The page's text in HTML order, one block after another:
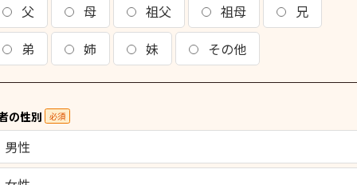
父 母 祖父 祖母
兄
弟
姉 妹 その他
の性別 必須
男性